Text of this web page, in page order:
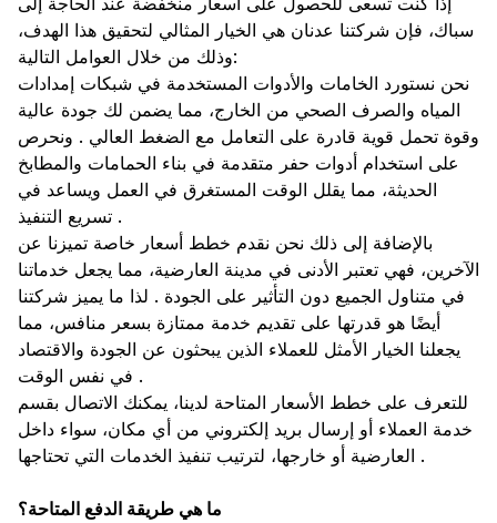
سباك، فإن شركتنا عدنان هي الخيار المثالي لتحقيق هذا الهدف،
وذلك من خلال العوامل التالية:
نحن نستورد الخامات والأدوات المستخدمة في شبكات إمدادات
المياه والصرف الصحي من الخارج، مما يضمن لك جودة عالية
وقوة تحمل قوية قادرة على التعامل مع الضغط العالي . ونحرص
على استخدام أدوات حفر متقدمة في بناء الحمامات والمطابخ
الحديثة، مما يقلل الوقت المستغرق في العمل ويساعد في
تسريع التنفيذ .
بالإضافة إلى ذلك نحن نقدم خطط أسعار خاصة تميزنا عن
الآخرين، فهي تعتبر الأدنى في مدينة العارضية، مما يجعل خدماتنا
في متناول الجميع دون التأثير على الجودة . لذا ما يميز شركتنا
أيضًا هو قدرتها على تقديم خدمة ممتازة بسعر منافس، مما
يجعلنا الخيار الأمثل للعملاء الذين يبحثون عن الجودة والاقتصاد
في نفس الوقت .
للتعرف على خطط الأسعار المتاحة لدينا، يمكنك الاتصال بقسم
خدمة العملاء أو إرسال بريد إلكتروني من أي مكان، سواء داخل
العارضية أو خارجها، لترتيب تنفيذ الخدمات التي تحتاجها .
ما هي طريقة الدفع المتاحة؟